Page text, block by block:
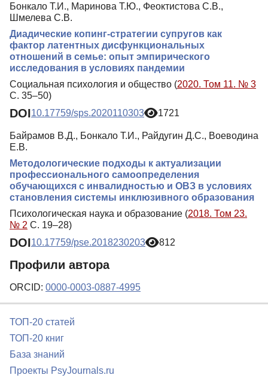
Бонкало Т.И., Маринова Т.Ю., Феоктистова С.В.,
Шмелева С.В.
Диадические копинг-стратегии супругов как
фактор латентных дисфункциональных
отношений в семье: опыт эмпирического
исследования в условиях пандемии
Социальная психология и общество (2020. Том 11. № 3
С. 35–50)
DOI10.17759/sps.2020110303 1721
Байрамов В.Д., Бонкало Т.И., Райдугин Д.С., Воеводина
Е.В.
Методологические подходы к актуализации
профессионального самоопределения
обучающихся с инвалидностью и ОВЗ в условиях
становления системы инклюзивного образования
Психологическая наука и образование (2018. Том 23.
№ 2 С. 19–28)
DOI10.17759/pse.2018230203 812
Профили автора
ORCID: 0000-0003-0887-4995
ТОП-20 статей
ТОП-20 книг
База знаний
Проекты PsyJournals.ru